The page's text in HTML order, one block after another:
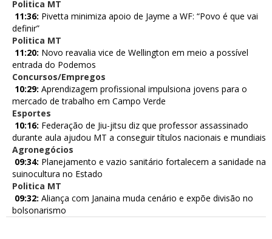
Politica MT
11:36: Pivetta minimiza apoio de Jayme a WF: “Povo é que vai
definir”
Politica MT
11:20: Novo reavalia vice de Wellington em meio a possível
entrada do Podemos
Concursos/Empregos
10:29: Aprendizagem profissional impulsiona jovens para o
mercado de trabalho em Campo Verde
Esportes
10:16: Federação de Jiu-jitsu diz que professor assassinado
durante aula ajudou MT a conseguir títulos nacionais e mundiais
Agronegócios
09:34: Planejamento e vazio sanitário fortalecem a sanidade na
suinocultura no Estado
Politica MT
09:32: Aliança com Janaina muda cenário e expõe divisão no
bolsonarismo